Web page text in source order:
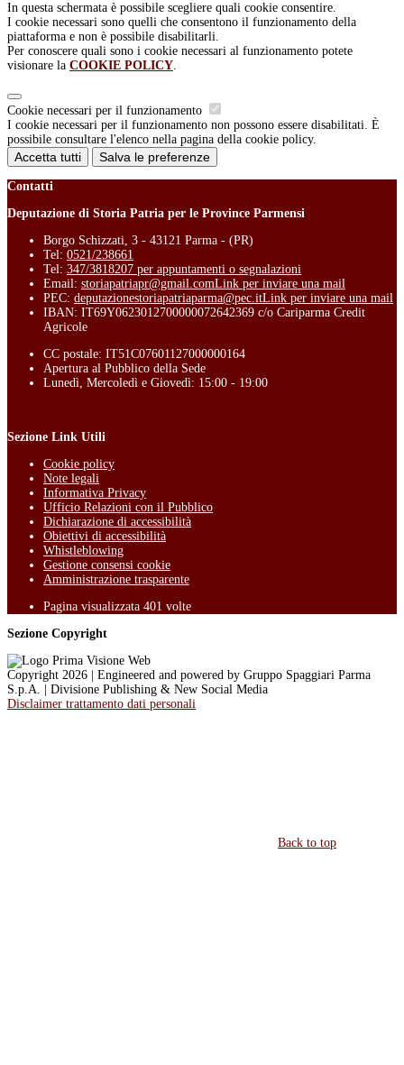
In questa schermata è possibile scegliere quali cookie consentire.
I cookie necessari sono quelli che consentono il funzionamento della
piattaforma e non è possibile disabilitarli.
Per conoscere quali sono i cookie necessari al funzionamento potete
visionare la COOKIE POLICY.
Cookie necessari per il funzionamento
I cookie necessari per il funzionamento non possono essere disabilitati. È
possibile consultare l'elenco nella pagina della cookie policy.
Accetta tutti Salva le preferenze
Contatti
Deputazione di Storia Patria per le Province Parmensi
Borgo Schizzati, 3 - 43121 Parma - (PR)
Tel: 0521/238661
Tel: 347/3818207 per appuntamenti o segnalazioni
Email: storiapatriapr@gmail.comLink per inviare una mail
PEC: deputazionestoriapatriaparma@pec.itLink per inviare una mail
IBAN: IT69Y0623012700000072642369 c/o Cariparma Credit
Agricole
CC postale: IT51C07601127000000164
Apertura al Pubblico della Sede
Lunedì, Mercoledì e Giovedì: 15:00 - 19:00
Sezione Link Utili
Cookie policy
Note legali
Informativa Privacy
Ufficio Relazioni con il Pubblico
Dichiarazione di accessibilità
Obiettivi di accessibilità
Whistleblowing
Gestione consensi cookie
Amministrazione trasparente
Pagina visualizzata 401 volte
Sezione Copyright
Copyright 2026 | Engineered and powered by Gruppo Spaggiari Parma
S.p.A. | Divisione Publishing & New Social Media
Disclaimer trattamento dati personali
Back to top